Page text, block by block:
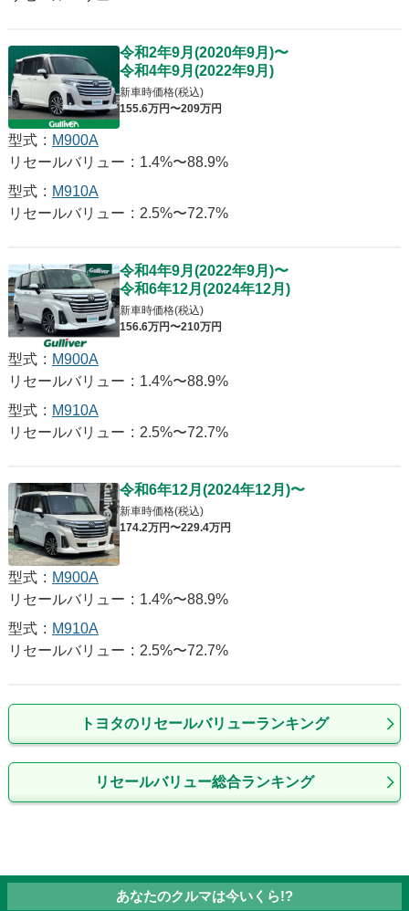
令和2年9月 (2020年9月 )〜
令和4年9月 (2022年9月 )
新車時価格(税込)
155.6万円〜209万円
型式 : M900A
リセールバリュー : 1.4%〜88.9%
型式 : M910A
リセールバリュー : 2.5%〜72.7%
令和4年9月 (2022年9月 )〜
令和6年12月 (2024年12月 )
新車時価格(税込)
156.6万円〜210万円
型式 : M900A
リセールバリュー : 1.4%〜88.9%
型式 : M910A
リセールバリュー : 2.5%〜72.7%
令和6年12月 (2024年12月 )〜
新車時価格(税込)
174.2万円〜229.4万円
型式 : M900A
リセールバリュー : 1.4%〜88.9%
型式 : M910A
リセールバリュー : 2.5%〜72.7%
トヨタのリセールバリューランキング
リセールバリュー総合ランキング
あなたのクルマは今いくら!?